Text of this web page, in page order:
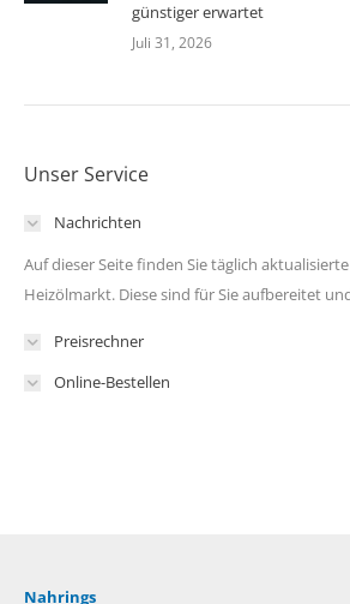
günstiger erwartet
Juli 31, 2026
Unser Service
Nachrichten
Auf dieser Seite finden Sie täglich
Heizölmarkt. Diese sind für Sie aufbereitet
Preisrechner
Online-Bestellen
Nahrings